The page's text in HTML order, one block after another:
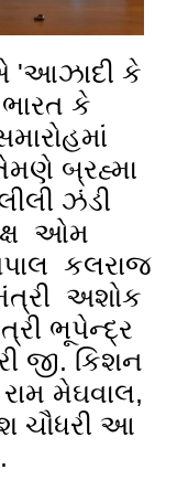
'આઝાદી કે
કે
બ્રહ્મા
ઝંડી
ઓમ
કલરાજ
અશોક
ભૂપેન્દ્ર
જી. કિશન
મેઘવાલ,
ચૌધરી આ